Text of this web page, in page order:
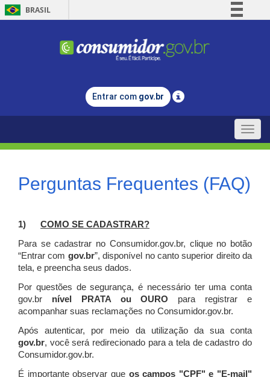
BRASIL
Comunica BR
Legislação
Entrar com gov.br
Toggle
Perguntas Frequentes (FAQ)
1) COMO SE CADASTRAR?
Para se cadastrar no Consumidor.gov.br, clique no botão
“Entrar com gov.br”, disponível no canto superior direito da
tela, e preencha seus dados.
Por questões de segurança, é necessário ter uma conta
gov.br nível PRATA ou OURO para registrar e
acompanhar suas reclamações no Consumidor.gov.br.
Após autenticar, por meio da utilização da sua conta
gov.br, você será redirecionado para a tela de cadastro do
Consumidor.gov.br.
É importante observar que os campos "CPF" e "E-mail"